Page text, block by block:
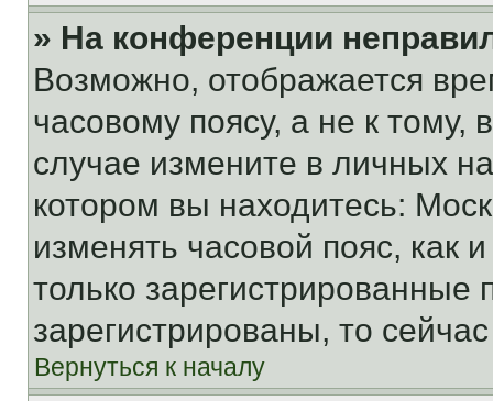
» На конференции
Возможно, отображается
часовому поясу, а не к тому,
случае измените в личных
котором вы находитесь:
изменять часовой пояс, как
только
зарегистрированы, то
Вернуться к началу